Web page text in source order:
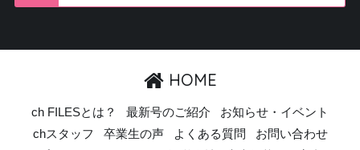
HOME
ch FILESとは？ 最新号のご紹介
お知らせ・イベント
chスタッフ
卒業生の声 よくある質問
お問い合わせ